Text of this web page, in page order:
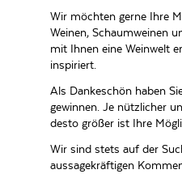
Wir möchten gerne Ihre
Weinen, Schaumweinen
mit Ihnen eine Weinwelt
inspiriert.
Als Dankeschön haben
gewinnen. Je nützlicher
desto größer ist Ihre
Wir sind stets auf der
aussagekräftigen